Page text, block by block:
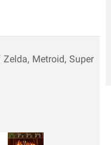
Metroid, Super